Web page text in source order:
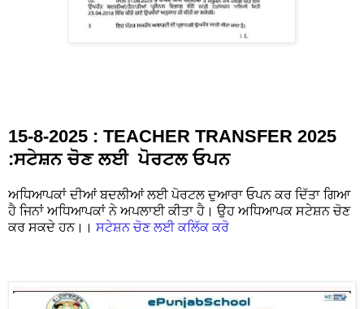
15-8-2025 : TEACHER TRANSFER 2025
:ਸਟੇਸ਼ਨ ਚੋਣ ਲਈ ਪੋਰਟਲ ਓਪਨ
ਅਧਿਆਪਕਾਂ ਦੀਆਂ ਬਦਲੀਆਂ ਲਈ ਪੋਰਟਲ ਦੁਆਰਾ ਓਪਨ ਕਰ ਦਿੱਤਾ ਗਿਆ
ਹੈ ਜਿਨਾਂ ਅਧਿਆਪਕਾਂ ਨੇ ਅਪਲਾਈ ਕੀਤਾ ਹੈ। ਉਹ ਅਧਿਆਪਕ ਸਟੇਸ਼ਨ ਚੋਣ
ਕਰ ਸਕਦੇ ਹਨ।। ਸਟੇਸ਼ਨ ਚੋਣ ਲਈ ਕਲਿੱਕ ਕਰੋ